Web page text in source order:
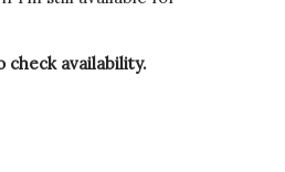
check availability.